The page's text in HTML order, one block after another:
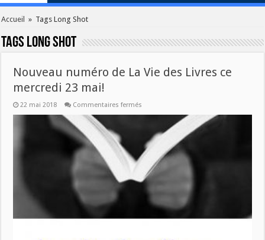
Accueil » Tags Long Shot
Tags Long Shot
Nouveau numéro de La Vie des Livres ce
mercredi 23 mai!
22 mai 2018 Commentaires fermés
Vie
des
Livres
mercredi
23